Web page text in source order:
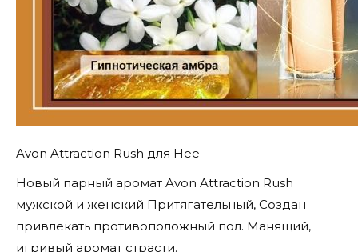
Avon Attraction Rush для Нее
Новый парный аромат Avon Attraction Rush
мужской и женский Притягательный, Создан
привлекать противоположный пол. Манящий,
игривый аромат страсти.